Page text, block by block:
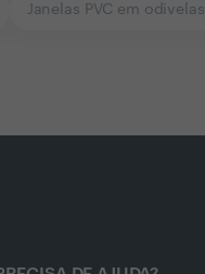
Janelas PVC em odivelas